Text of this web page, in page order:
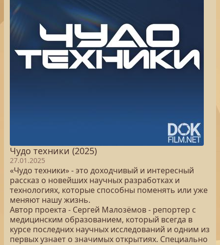
Чудо техники (2025)
27.01.2025
«Чудо техники» - это доходчивый и интересный
рассказ о новейших научных разработках и
технологиях, которые способны поменять или уже
меняют нашу жизнь.
Автор проекта - Сергей Малозёмов - репортер с
медицинским образованием, который всегда в
курсе последних научных исследований и одним из
первых узнает о значимых открытиях. Специально